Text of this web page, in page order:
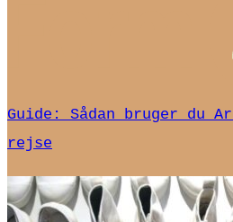
Guide: Sådan bruger du
rejse